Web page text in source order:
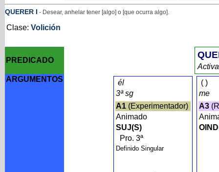
QUERER I - Desear, anhelar tener [algo] o [que ocurra algo].
Clase: Volición
PREDICADO
ARGUMENTOS
él
3ª sg
A1(Experimentador)
Animado
SUJ(S)
Pro. 3ª
Definido Singular
()
me
A3